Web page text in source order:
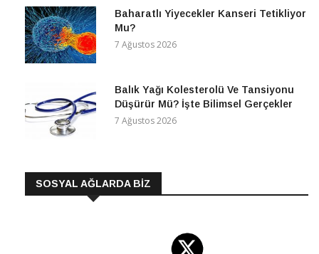
Baharatlı Yiyecekler Kanseri Tetikliyor
Mu?
7 Ağustos 2026
Balık Yağı Kolesterolü Ve Tansiyonu
Düşürür Mü? İşte Bilimsel Gerçekler
7 Ağustos 2026
SOSYAL AĞLARDA BİZ